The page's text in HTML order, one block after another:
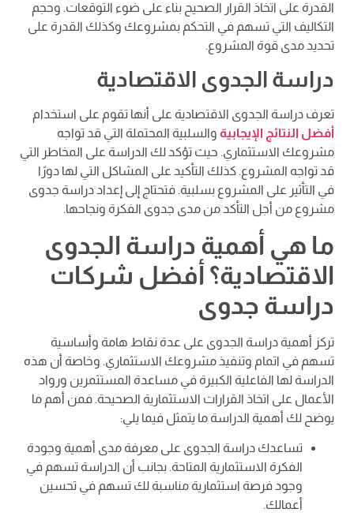
القدرة على اتخاذ القرار الصحيح بناء على ضوء التوقعات. وحجم
التكاليف التي تسهم في التحكم بمشروعك وكذلك القدرة على
تحديد مدى قوة المشروع.
دراسة الجدوى الاقتصادية
تعرف دراسة الجدوى الاقتصادية على أنها تقوم على استخدام
أفضل النتائج الإيجابية والسلبية المحتملة التي قد تواجه
مشروعك الاستثماري. حيث تؤكد لك الدراسة على المخاطر التي
قد تواجه المشروع. كذلك التأكيد على المشاكل التي لها دورًا
في التأثير على المشروع بسلبية. فتحتاج إلى إعداد دراسة جدوى
مشروع من أجل التأكد من مدى جدوى الفكرة ونجاحها.
ما هي أهمية دراسة الجدوى
الاقتصادية؟ أفضل شركات
دراسة جدوى
تركز أهمية دراسة الجدوى على عدة نقاط هامة وأساسية
تسهم في اتمام وتنفيذ مشروعك الاستثماري. وخاصة أن هذه
الدراسة لها الفاعلية الكبيرة في مساعدة المستثمرين ورواد
الأعمال على اتخاذ القرارات الاستثمارية الصحيحة. فمن أهم ما
يوضح لك أهمية الدراسة ما يتمثل فيما يلي:
تساعدك دراسة الجدوى على معرفة مدى أهمية وجودة
الفكرة الاستثمارية المتاحة. بجانب أن الدراسة تسهم في
وجود فرصة استثمارية مناسبة لك تسهم في تحسين
أعمالك.